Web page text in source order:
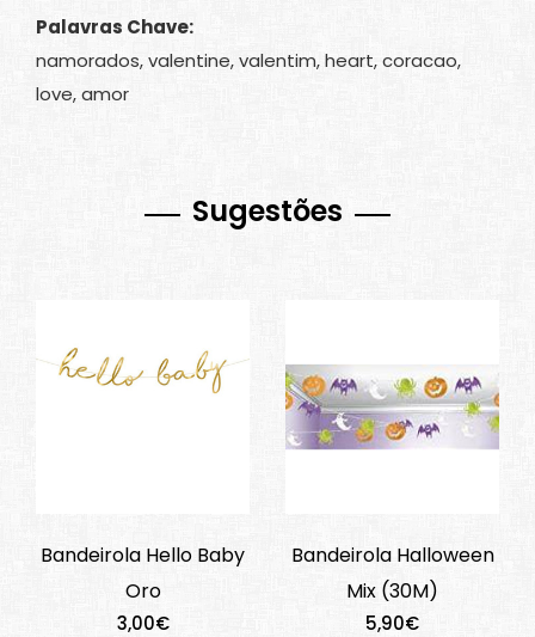
Palavras Chave:
namorados, valentine, valentim, heart, coracao,
love, amor
Sugestões
Bandeirola Hello Baby
Oro
3,00€
Bandeirola Halloween
Mix (30M)
5,90€